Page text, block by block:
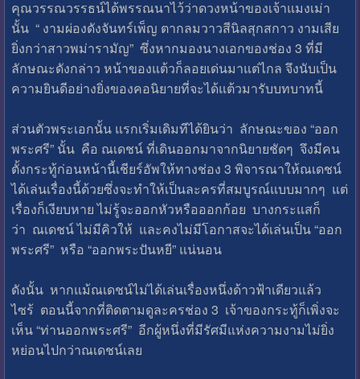
คุณวรรณวรรธน์ได้พรรณนาไว้ว่าดวงหน้าของเจ้าแมงเม่า
นั้น “ งามผ่องดังจันทร์เพ็ญ ตากลมวาวสีนิลสุกสกาว งามเสีย
ยิ่งกว่าสาวพม่ารามัญ” ซึ่งหากมองนางเอกของช่อง 3 ที่มี
ลักษณะดังกล่าว หน้าของแต้วก็ลอยเด่นมาแต่ไกล จึงนับเป็น
ความยินดีอย่างยิ่งของคอนิยายที่จะได้แต้วมารับบทบาทนี้
ส่วนตัวพระเอกนั้น แรกเริ่มเดิมทีได้ยินว่า ลักษณะของ “ออก
พระศรี” นั้น คือ ณเดชน์ ที่เดินออกมาจากนิยายชัดๆ จึงมีคน
ตั้งกระทู้ก่อนหน้านี้เชียร์อัพให้ทางช่อง 3 พิจารณาให้ณเดชน์
ได้เล่นเรื่องนี้ด้วยซึ่งจะทำให้เป็นละครที่สมบูรณ์แบบมากๆ แต่
เรื่องก็เงียบหาย ไม่รู้จะออกหัวหรือออกก้อย บางกระแสก็
ว่า ณเดชน์ ไม่มีคิวให้ และคงไม่มีโอกาสจะได้เล่นเป็น “ออก
พระศรี” หรือ “ออกพระปันหยี” แน่นอน
ดังนั้น หากแม้ณเดชน์ไม่ได้เล่นเรื่องหนึ่งด้าวฟ้าเดียวแล้ว
ไซร้ ตอนนี้จากที่ติดตามดูละครช่อง 3 เจ้าของกระทู้ก็เพิ่งจะ
เห็น “ท่านออกพระศรี” อีกผู้หนึ่งที่มีรัศมีแห่งความงามไม่ยิ่ง
หย่อนไปกว่าณเดชน์เลย